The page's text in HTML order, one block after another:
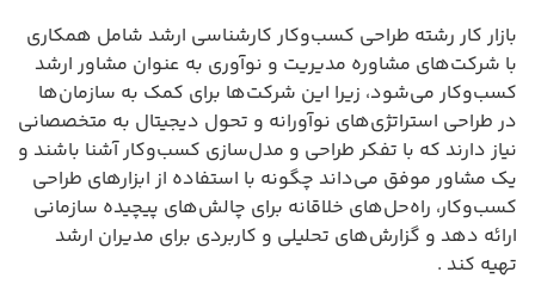
بازار کار رشته طراحی کسب‌وکار کارشناسی ارشد شامل همکاری
با شرکت‌های مشاوره مدیریت و نوآوری به عنوان مشاور ارشد
کسب‌وکار می‌شود، زیرا این شرکت‌ها برای کمک به سازمان‌ها
در طراحی استراتژی‌های نوآورانه و تحول دیجیتال به متخصصانی
نیاز دارند که با تفکر طراحی و مدل‌سازی کسب‌وکار آشنا باشند و
یک مشاور موفق می‌داند چگونه با استفاده از ابزارهای طراحی
کسب‌وکار، راه‌حل‌های خلاقانه برای چالش‌های پیچیده سازمانی
ارائه دهد و گزارش‌های تحلیلی و کاربردی برای مدیران ارشد
تهیه کند .